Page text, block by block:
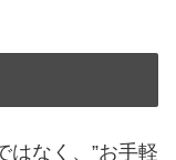
はなく、”お手軽